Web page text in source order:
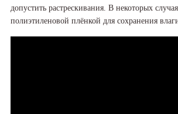
допустить растрескивания. В некоторых
полиэтиленовой плёнкой для сохранения